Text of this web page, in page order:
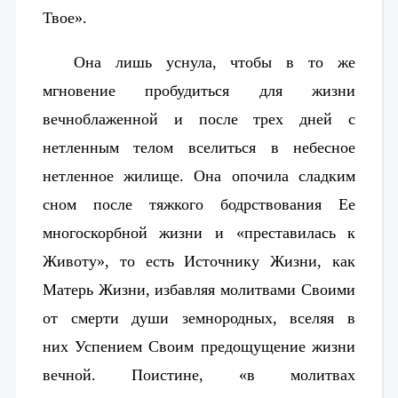
Твое».
Она лишь уснула, чтобы в то же
мгновение пробудиться для жизни
вечноблаженной и после трех дней с
нетленным телом вселиться в небесное
нетленное жилище. Она опочила сладким
сном после тяжкого бодрствования Ее
многоскорбной жизни и «преставилась к
Животу», то есть Источнику Жизни, как
Матерь Жизни, избавляя молитвами Своими
от смерти души земнородных, вселяя в
них Успением Своим предощущение жизни
вечной. Поистине, «в молитвах